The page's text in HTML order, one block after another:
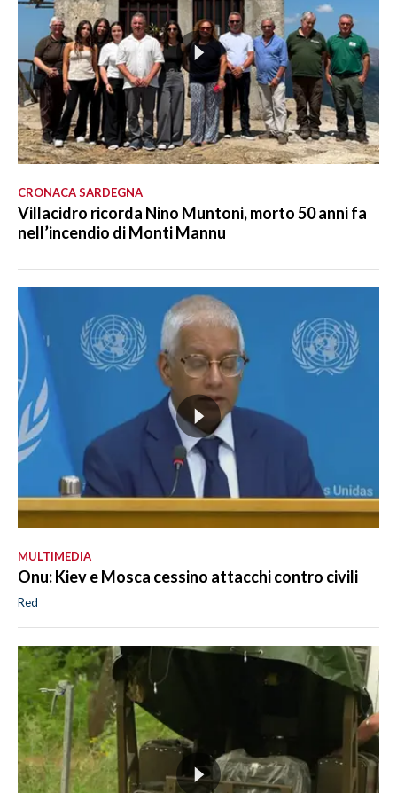
CRONACA SARDEGNA
Villacidro ricorda Nino Muntoni, morto 50 anni fa
nell’incendio di Monti Mannu
MULTIMEDIA
Onu: Kiev e Mosca cessino attacchi contro civili
Red